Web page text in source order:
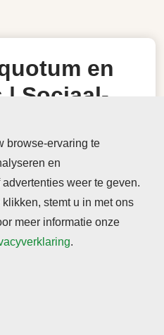
en
Sociaal-
Raad
browse-ervaring te
en
weer te geven.
stemt u in met ons
meer informatie onze
.